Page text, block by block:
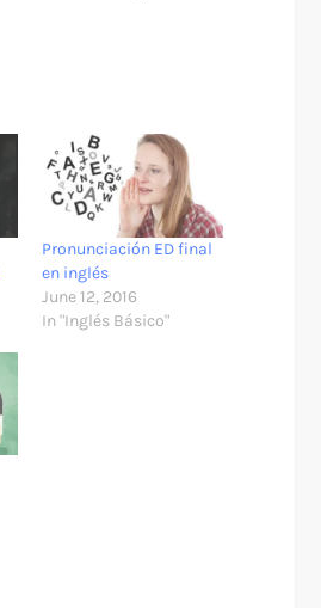
Pronunciación ED final
en inglés
June 12, 2016
In "Inglés Básico"